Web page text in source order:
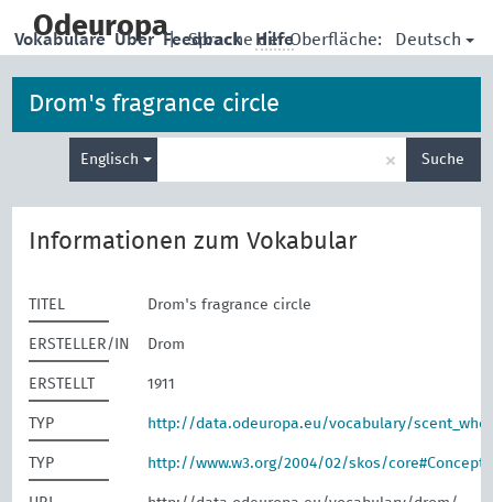
main
Odeuropa| Sprache der Oberfläche: Deutsch
Vokabulare Über Feedback Hilfe
Drom's fragrance circle
Englisch × Suche
Informationen zum Vokabular
TITEL Drom's fragrance circle
ERSTELLER/IN Drom
ERSTELLT 1911
TYP http://data.odeuropa.eu/vocabulary/
TYP http://www.w3.org/2004/02/skos/